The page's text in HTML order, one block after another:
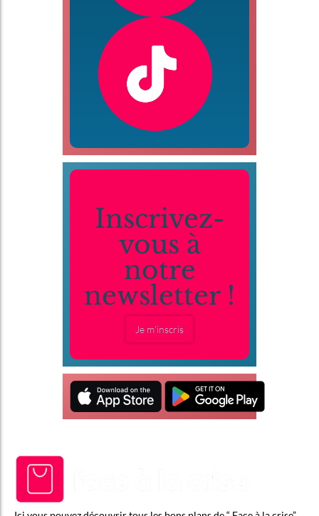
Inscrivez-
vous à
notre
newsletter !
Je m'inscris